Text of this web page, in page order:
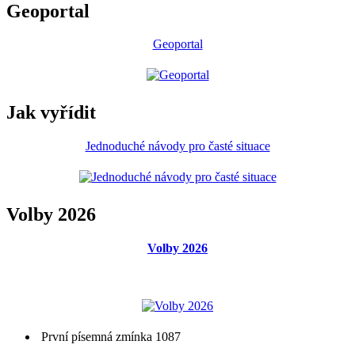
Geoportal
Geoportal
Jak vyřídit
Jednoduché návody pro časté situace
Volby 2026
Volby 2026
První písemná zmínka 1087